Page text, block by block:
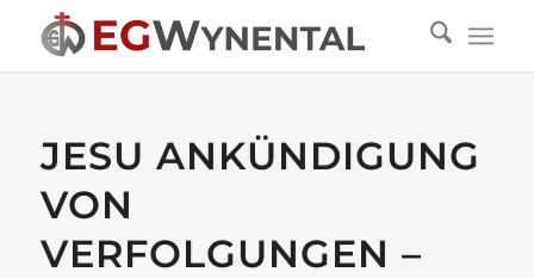
JESU ANKÜNDIGUNG
VON
VERFOLGUNGEN –